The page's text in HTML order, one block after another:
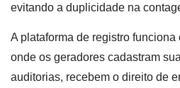
evitando a duplicidade na
A plataforma de registro funciona
onde os geradores cadastram
auditorias, recebem o direito de